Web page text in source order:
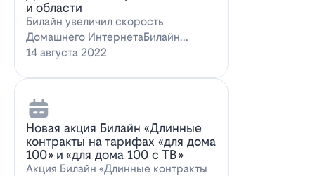
и области
Билайн увеличил скорость
Домашнего ИнтернетаБилайн
увеличил скорость Домашнего
14 августа 2022
Новая акция Билайн «Длинные
контракты на тарифах «для дома
100» и «для дома 100 с ТВ»
Акция Билайн «Длинные контракты